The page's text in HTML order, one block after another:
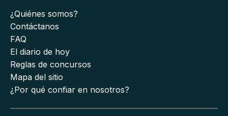
¿Quiénes somos?
Contáctanos
FAQ
El diario de hoy
Reglas de concursos
Mapa del sitio
¿Por qué confiar en nosotros?